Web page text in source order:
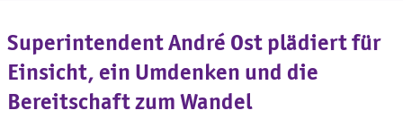
Superintendent André Ost plädiert für
Einsicht, ein Umdenken und die
Bereitschaft zum Wandel